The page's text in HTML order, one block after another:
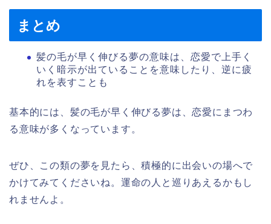
まとめ
髪の毛が早く伸びる夢の意味は、恋愛で上手く
いく暗示が出ていることを意味したり、逆に疲
れを表すことも
基本的には、髪の毛が早く伸びる夢は、恋愛にまつわ
る意味が多くなっています。
ぜひ、この類の夢を見たら、積極的に出会いの場へで
かけてみてくださいね。運命の人と巡りあえるかもし
れませんよ。